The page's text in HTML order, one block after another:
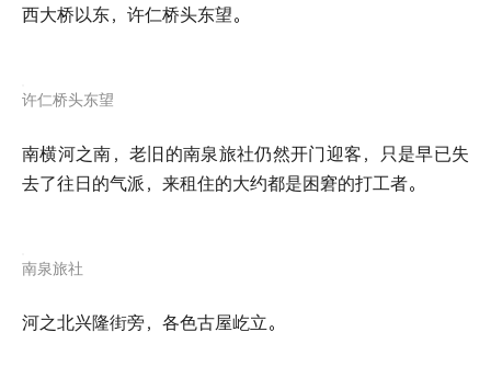
西大桥以东，许仁桥头东望。
许仁桥头东望
南横河之南，老旧的南泉旅社仍然开门迎客，只是早已失
去了往日的气派，来租住的大约都是困窘的打工者。
南泉旅社
河之北兴隆街旁，各色古屋屹立。